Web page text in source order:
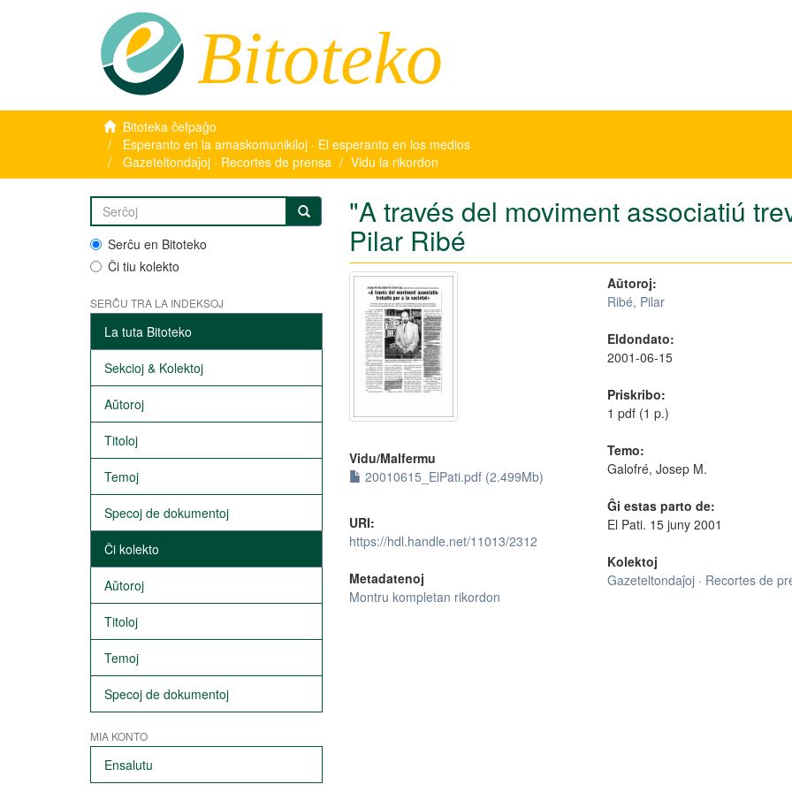
Bitoteko
Bitoteka ĉefpaĝo
Esperanto en la amaskomunikiloj · El esperanto en los medios
Gazeteltondaĵoj · Recortes de prensa
Vidu la rikordon
Serĉu en Bitoteko
Ĉi tiu kolekto
SERĈU TRA LA INDEKSOJ
La tuta Bitoteko
Sekcioj & Kolektoj
Aŭtoroj
Titoloj
Temoj
Specoj de dokumentoj
Ĉi kolekto
Aŭtoroj
Titoloj
Temoj
Specoj de dokumentoj
MIA KONTO
Ensalutu
"A través del moviment associatiú
Pilar Ribé
Vidu/Malfermu
20010615_ElPati.pdf (2.499Mb)
URI:
https://hdl.handle.net/11013/2312
Metadatenoj
Montru kompletan rikordon
Aŭtoroj:
Ribé, Pilar
Eldondato:
2001-06-15
Priskribo:
1 pdf (1 p.)
Temo:
Galofré, Josep M.
Ĝi estas parto de:
El Pati. 15 juny 2001
Kolektoj
Gazeteltondaĵoj · Recortes de